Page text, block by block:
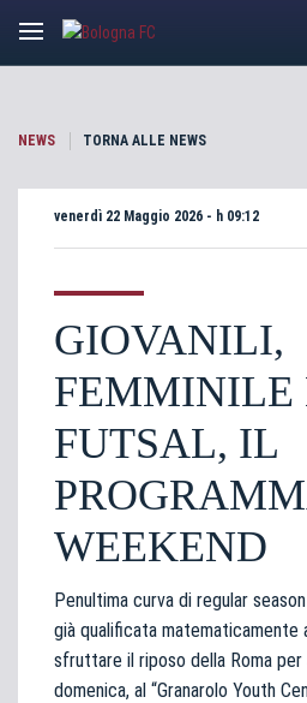
NEWS TORNA ALLE NEWS
venerdì 22 Maggio 2026 - h 09:12
GIOVANILI,
FEMMINILE
FUTSAL, IL
WEEKEND
Penultima curva di regular
già qualificata matematicamente
sfruttare il riposo della Roma per
domenica, al “Granarolo Youth